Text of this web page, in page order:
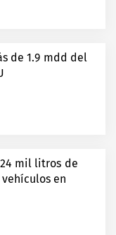
de 1.9 mdd del
mil litros de
en